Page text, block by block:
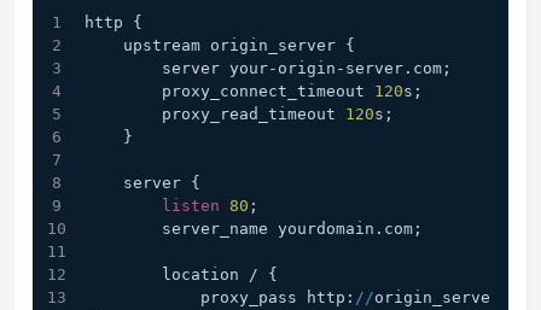
http {
    upstream origin_server {
        server your-origin-server.com;
        proxy_connect_timeout
120s;
        proxy_read_timeout
120s;
    }
    server {
listen
80 ;
        server_name yourdomain.com;
        location / {
            proxy_pass http:
//origin_serve